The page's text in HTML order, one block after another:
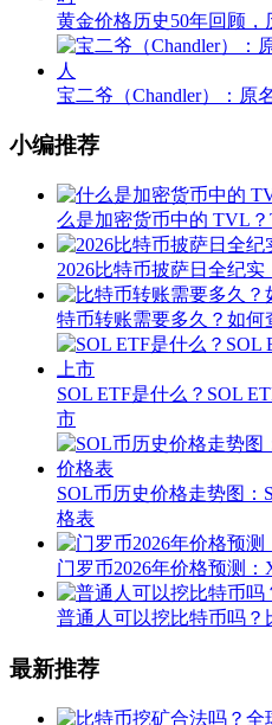
黄金价格历史50年回顾
宝二爷（Chandler）：原
小编推荐
么是加密货币中的 TVL
2026比特币披萨日全纪
特币转账需要多久？如何
SOL ETF是什么？SOL
市
SOL币历史价格走势图：
格表
门罗币2026年价格预测
普通人可以挖比特币吗？
最新推荐